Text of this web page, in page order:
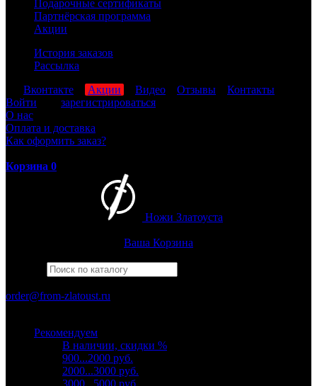
Подарочные сертификаты
Партнёрская программа
Акции
История заказов
Рассылка
Вконтакте Акции Видео Отзывы
Контакты
Войти
зарегистрироваться
О нас
Оплата и доставка
Как оформить заказ?
Корзина 0
Ножи Златоуста
Ваша Корзина
order@from-zlatoust.ru
Рекомендуем
В наличии, скидки %
900...2000 руб.
2000...3000 руб.
3000...5000 руб.